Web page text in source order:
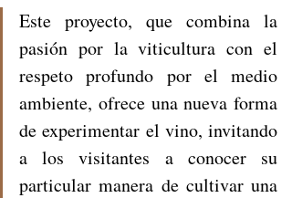
Este proyecto, que combina la
pasión por la viticultura con el
respeto profundo por el medio
ambiente, ofrece una nueva forma
de experimentar el vino, invitando
a los visitantes a conocer su
particular manera de cultivar una